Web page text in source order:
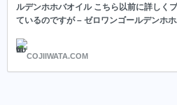
ルデンホホバオイル こちら以前に詳しく
ているのですが – ゼロワンゴールデンホ
ススメなの？
COJIIWATA.COM